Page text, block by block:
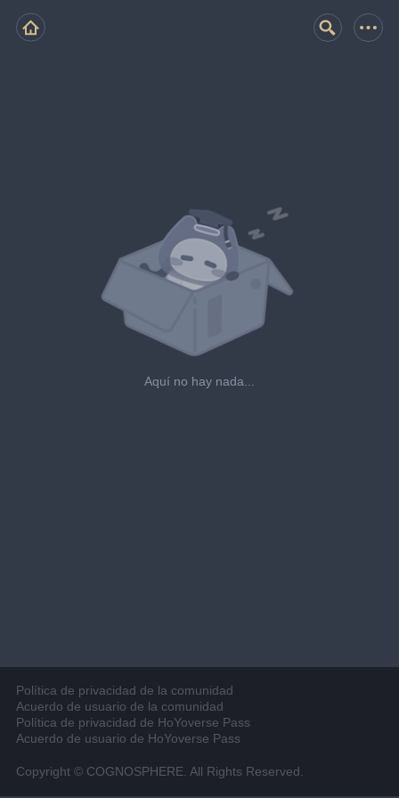
Aquí no hay nada...
Política de privacidad de la comunidad
Acuerdo de usuario de la comunidad
Política de privacidad de HoYoverse Pass
Acuerdo de usuario de HoYoverse Pass
Copyright © COGNOSPHERE. All Rights Reserved.